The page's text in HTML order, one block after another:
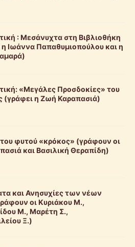
: Μεσάνυχτα στη Βιβλιοθήκη
Ιωάννα Παπαθυμιοπούλου και η
«Μεγάλες Προσδοκίες» του
(γράφει η Ζωή Καραπασιά)
του φυτού «κρόκος» (γράφουν οι
και Βασιλική Θεραπίδη)
και Ανησυχίες των νέων
οι Κυριάκου Μ.,
Μ., Μαρέτη Σ.,
Ξ.)